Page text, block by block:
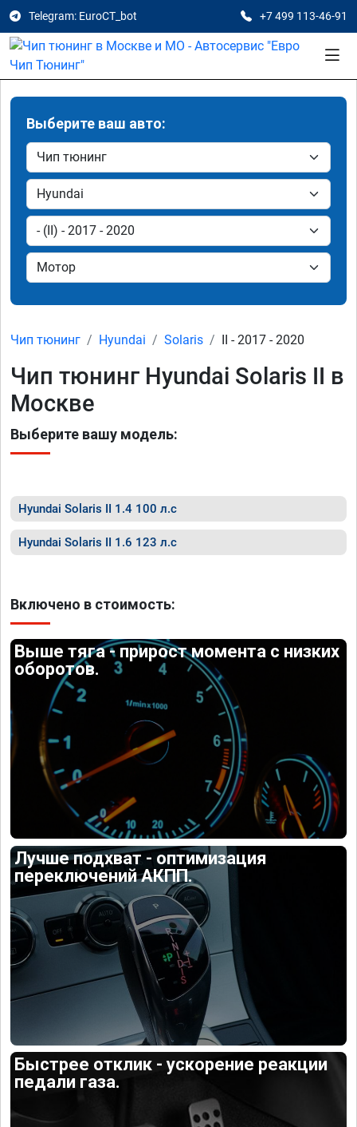
Telegram: EuroCT_bot +7 499 113-46-91
Выберите ваш авто:
Чип тюнинг Hyundai Solaris II - 2017 - 2020
Чип тюнинг Hyundai Solaris II в
Москве
Выберите вашу модель:
Hyundai Solaris II 1.4 100 л.с
Hyundai Solaris II 1.6 123 л.с
Включено в стоимость:
Выше тяга - прирост момента с низких
оборотов.
Лучше подхват - оптимизация
переключений АКПП.
Быстрее отклик - ускорение реакции
педали газа.